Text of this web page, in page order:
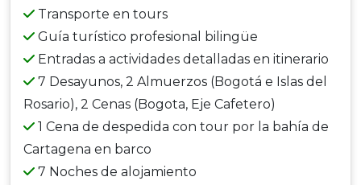
Transporte en tours
Guía turístico profesional bilingüe
Entradas a actividades detalladas en itinerario
7 Desayunos, 2 Almuerzos (Bogotá e Islas del
Rosario), 2 Cenas (Bogota, Eje Cafetero)
1 Cena de despedida con tour por la bahía de
Cartagena en barco
7 Noches de alojamiento